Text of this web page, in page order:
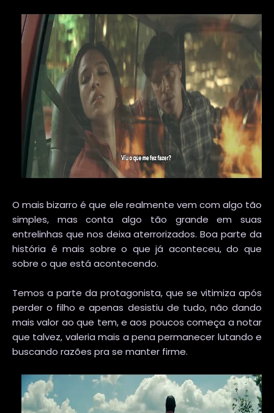
O mais bizarro é que ele realmente vem com algo tão
simples, mas conta algo tão grande em suas
entrelinhas que nos deixa aterrorizados. Boa parte da
história é mais sobre o que já aconteceu, do que
sobre o que está acontecendo.
Temos a parte da protagonista, que se vitimiza após
perder o filho e apenas desistiu de tudo, não dando
mais valor ao que tem, e aos poucos começa a notar
que talvez, valeria mais a pena permanecer lutando e
buscando razões pra se manter firme.